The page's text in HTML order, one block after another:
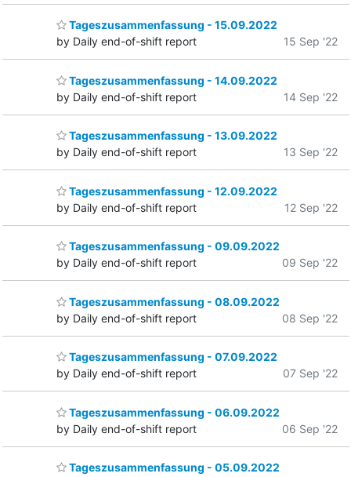
Tageszusammenfassung - 15.09.2022
by Daily end-of-shift report
15 Sep '22
Tageszusammenfassung - 14.09.2022
by Daily end-of-shift report
14 Sep '22
Tageszusammenfassung - 13.09.2022
by Daily end-of-shift report
13 Sep '22
Tageszusammenfassung - 12.09.2022
by Daily end-of-shift report
12 Sep '22
Tageszusammenfassung - 09.09.2022
by Daily end-of-shift report
09 Sep '22
Tageszusammenfassung - 08.09.2022
by Daily end-of-shift report
08 Sep '22
Tageszusammenfassung - 07.09.2022
by Daily end-of-shift report
07 Sep '22
Tageszusammenfassung - 06.09.2022
by Daily end-of-shift report
06 Sep '22
Tageszusammenfassung - 05.09.2022